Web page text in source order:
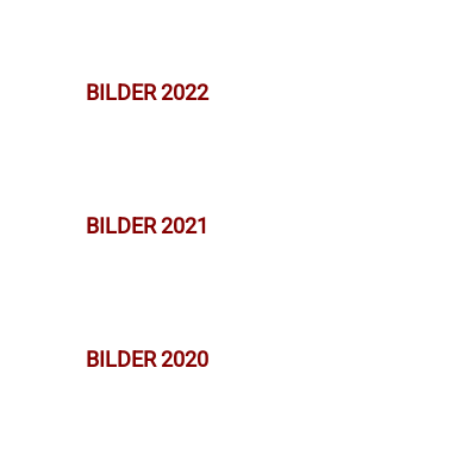
BILDER 2022
BILDER 2021
BILDER 2020